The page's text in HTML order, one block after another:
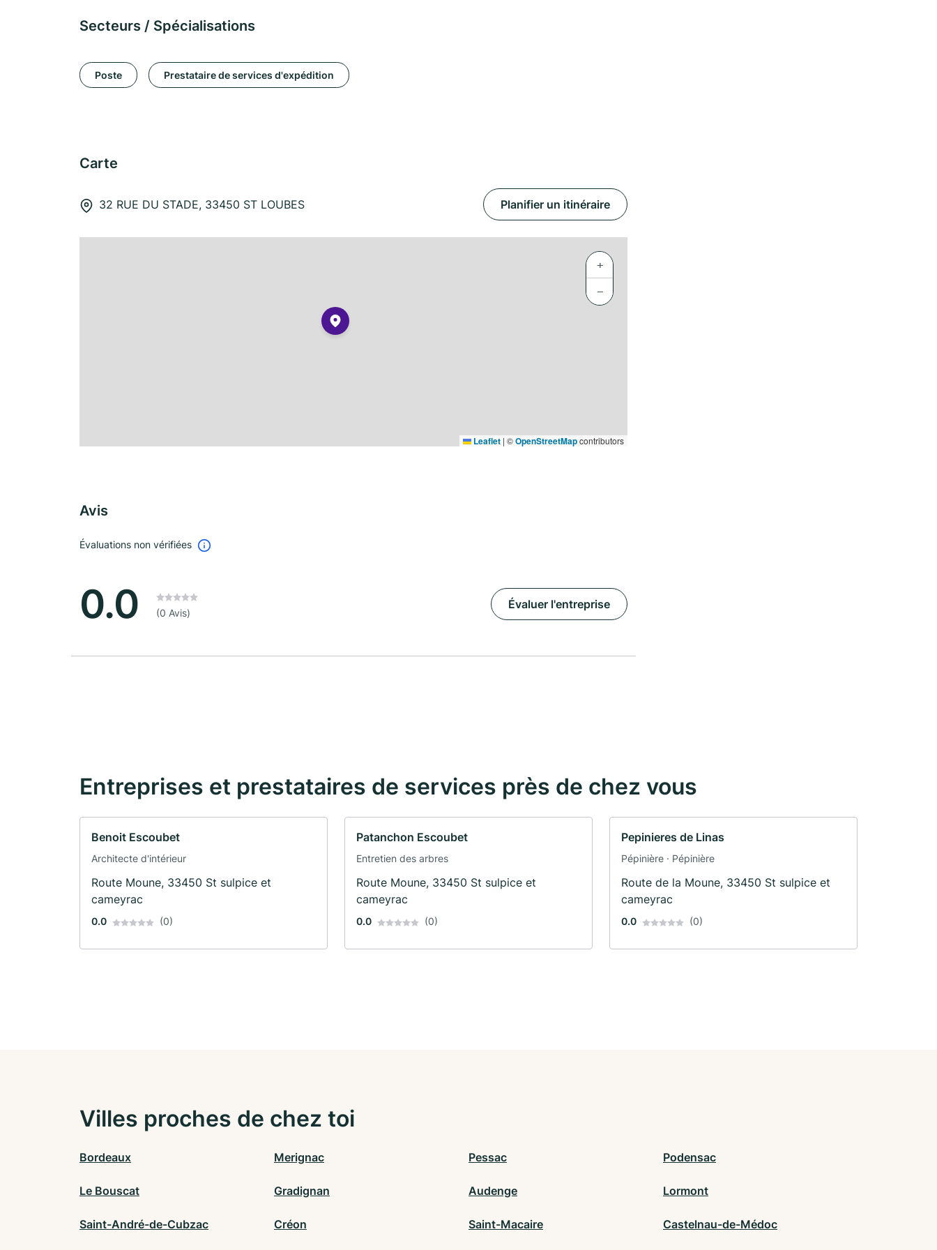
Secteurs / Spécialisations
Poste Prestataire de services d'expédition
Carte
32 RUE DU STADE, 33450 ST LOUBES Planifier un itinéraire
+
−
Leaflet | ©OpenStreetMapcontributors
Avis
Évaluations non vérifiées
0.0 (0 Avis)
Évaluer l'entreprise
Entreprises et prestataires de services près de chez vous
Benoit Escoubet
Architecte d'intérieur
Route Moune, 33450 St sulpice et
cameyrac
0.0 (0)
Patanchon Escoubet
Entretien des arbres
Route Moune, 33450 St sulpice et
cameyrac
0.0 (0)
Pepinieres de Linas
Pépinière · Pépinière
Route de la Moune, 33450 St sulpice et
cameyrac
0.0 (0)
Villes proches de chez toi
Bordeaux Merignac Pessac Podensac
Le Bouscat Gradignan Audenge Lormont
Saint-André-de-Cubzac Créon Saint-Macaire Castelnau-de-Médoc